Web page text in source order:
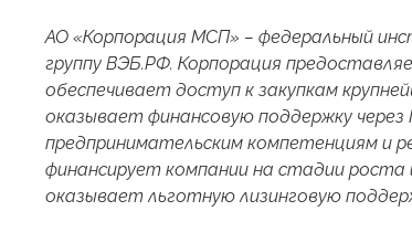
АО «Корпорация МСП» – федеральный
группу ВЭБ.РФ. Корпорация
обеспечивает доступ к закупкам
оказывает финансовую поддержку
предпринимательским компетенциям и
финансирует компании на стадии роста
оказывает льготную лизинговую